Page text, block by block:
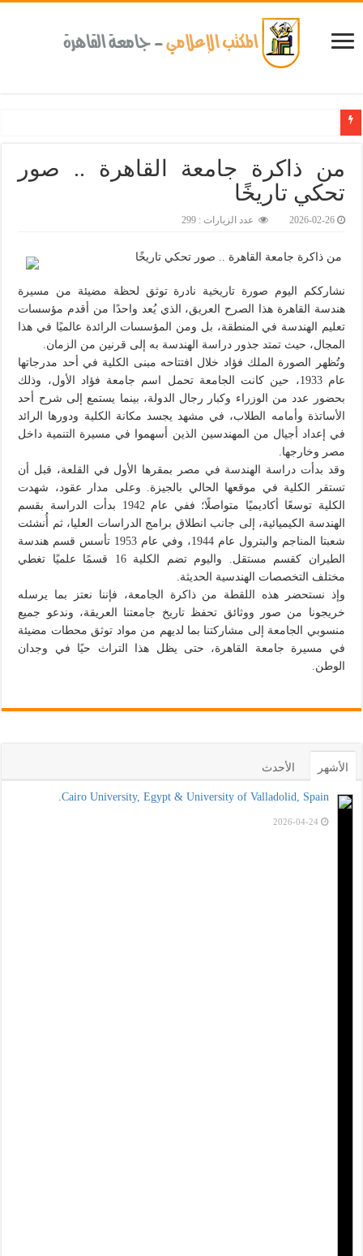
من ذاكرة جامعة القاهرة .. صور
تحكي تاريخًا‎
2026-02-26 عدد الزيارات : 299
من ذاكرة جامعة القاهرة .. صور تحكي تاريخًا
نشارككم اليوم صورة تاريخية نادرة توثق لحظة مضيئة من مسيرة
هندسة القاهرة هذا الصرح العريق، الذي يُعد واحدًا من أقدم مؤسسات
تعليم الهندسة في المنطقة، بل ومن المؤسسات الرائدة عالميًا في هذا
المجال، حيث تمتد جذور دراسة الهندسة به إلى قرنين من الزمان.
وتُظهر الصورة الملك فؤاد خلال افتتاحه مبنى الكلية في أحد مدرجاتها
عام 1933، حين كانت الجامعة تحمل اسم جامعة فؤاد الأول، وذلك
بحضور عدد من الوزراء وكبار رجال الدولة، بينما يستمع إلى شرح أحد
الأساتذة وأمامه الطلاب، في مشهد يجسد مكانة الكلية ودورها الرائد
في إعداد أجيال من المهندسين الذين أسهموا في مسيرة التنمية داخل
مصر وخارجها.
وقد بدأت دراسة الهندسة في مصر بمقرها الأول في القلعة، قبل أن
تستقر الكلية في موقعها الحالي بالجيزة. وعلى مدار عقود، شهدت
الكلية توسعًا أكاديميًا متواصلًا؛ ففي عام 1942 بدأت الدراسة بقسم
الهندسة الكيميائية، إلى جانب انطلاق برامج الدراسات العليا، ثم أُنشئت
شعبتا المناجم والبترول عام 1944، وفي عام 1953 تأسس قسم هندسة
الطيران كقسم مستقل. واليوم تضم الكلية 16 قسمًا علميًا تغطي
مختلف التخصصات الهندسية الحديثة.
وإذ نستحضر هذه اللقطة من ذاكرة الجامعة، فإننا نعتز بما يرسله
خريجونا من صور ووثائق تحفظ تاريخ جامعتنا العريقة، وندعو جميع
منسوبي الجامعة إلى مشاركتنا بما لديهم من مواد توثق محطات مضيئة
في مسيرة جامعة القاهرة، حتى يظل هذا التراث حيًا في وجدان
الوطن.
الأشهر الأحدث
Cairo University, Egypt & University of Valladolid, Spain.
2026-04-24